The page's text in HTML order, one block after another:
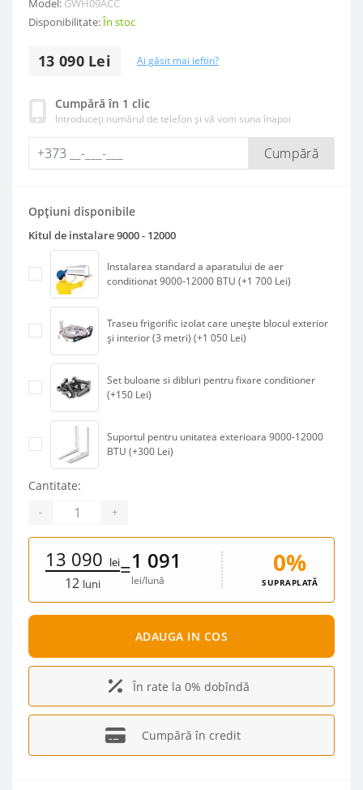
Disponibilitate:În stoc
13 090 Lei Ai găsit mai ieftin?
Cumpără în 1 clic
Introduceți numărul de telefon și vă vom suna înapoi
Cumpără
Opțiuni disponibile
Kitul de instalare 9000 - 12000
Instalarea standard a aparatului de aer
conditionat 9000-12000 BTU (+1 700 Lei)
Traseu frigorific izolat care unește blocul exterior
și interior (3 metri) (+1 050 Lei)
Set buloane si dibluri pentru fixare conditioner
(+150 Lei)
Suportul pentru unitatea exterioara 9000-12000
BTU (+300 Lei)
Cantitate:
- +
13 090 lei
12 luni
=1 091
lei/lună
0%
SUPRAPLATĂ
ADAUGA IN COS
În rate la 0% dobîndă
Cumpără în credit